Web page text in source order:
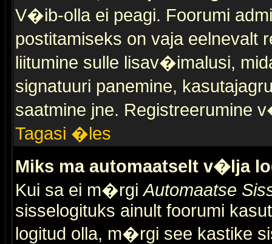
V�ib-olla ei peagi. Foorumi
postitamiseks on vaja eelnevalt
liitumine sulle lisav�imalusi,
signatuuri panemine,
saatmine jne. Registreerumine
Tagasi �les
Miks ma automaatselt v�lja
Kui sa ei m�rgiAutomaatse
sisselogituks ainult foorumi
logitud olla, m�rgi see kastike